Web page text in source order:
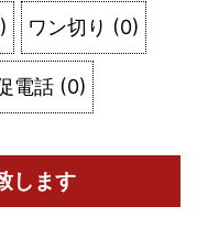
) ワン切り (0)
電話 (0)
します